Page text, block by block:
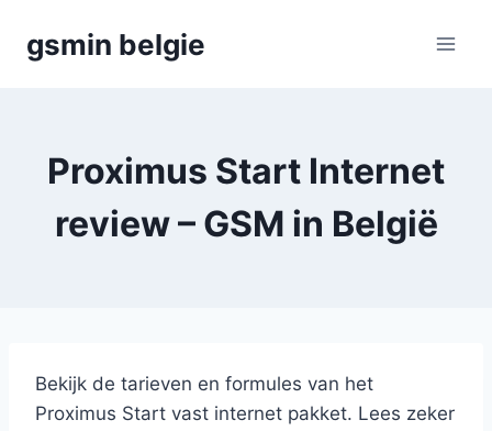
gsmin belgie
Proximus Start Internet
review – GSM in België
Bekijk de tarieven en formules van het
Proximus Start vast internet pakket. Lees zeker